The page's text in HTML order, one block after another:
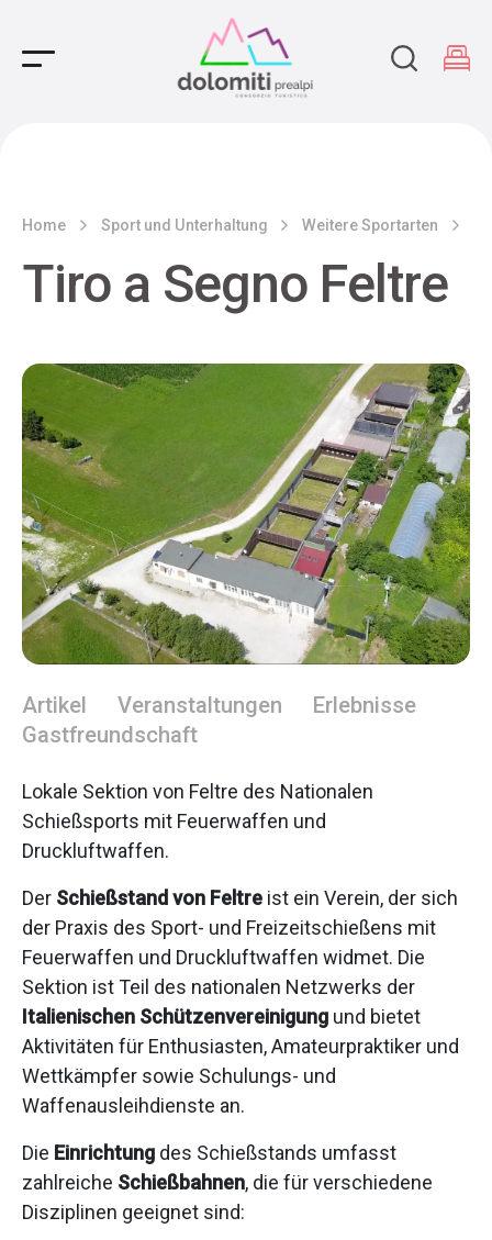
Main Navigation
Home Sport und Unterhaltung Weitere Sportarten
Tiro a Segno Feltre
Artikel Veranstaltungen
Erlebnisse
Gastfreundschaft
Lokale Sektion von Feltre des Nationalen
Schießsports mit Feuerwaffen und
Druckluftwaffen.
Der Schießstand von Feltre ist ein Verein, der sich
der Praxis des Sport- und Freizeitschießens mit
Feuerwaffen und Druckluftwaffen widmet. Die
Sektion ist Teil des nationalen Netzwerks der
Italienischen Schützenvereinigung und bietet
Aktivitäten für Enthusiasten, Amateurpraktiker und
Wettkämpfer sowie Schulungs- und
Waffenausleihdienste an.
Die Einrichtung des Schießstands umfasst
zahlreiche Schießbahnen, die für verschiedene
Disziplinen geeignet sind: